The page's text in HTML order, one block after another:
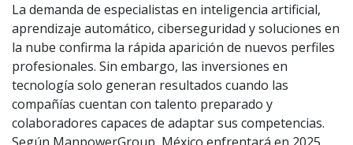
La demanda de especialistas en inteligencia artificial,
aprendizaje automático, ciberseguridad y soluciones en
la nube confirma la rápida aparición de nuevos perfiles
profesionales. Sin embargo, las inversiones en
tecnología solo generan resultados cuando las
compañías cuentan con talento preparado y
colaboradores capaces de adaptar sus competencias.